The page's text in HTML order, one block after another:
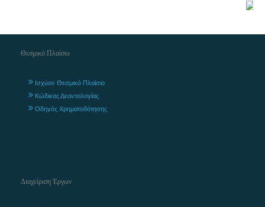
Θεσμικό Πλαίσιο
Ισχύον Θεσμικό Πλαίσιο
Κώδικας Δεοντολογίας
Οδηγός Χρηματοδότησης
Διαχείριση Έργων